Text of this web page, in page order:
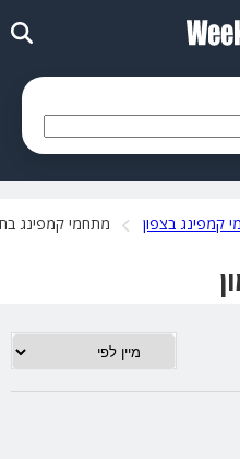
קמפינג בצפון מתחמי קמפינג